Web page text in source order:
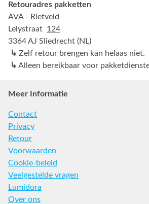
Retouradres pakketten
AVA - Rietveld
Lelystraat 124
3364 AJ Sliedrecht (NL)
↳ Zelf retour brengen kan helaas niet.
↳ Alleen bereikbaar voor
Meer Informatie
Contact
Privacy
Retour
Voorwaarden
Cookie-beleid
Veelgestelde vragen
Lumidora
Over ons